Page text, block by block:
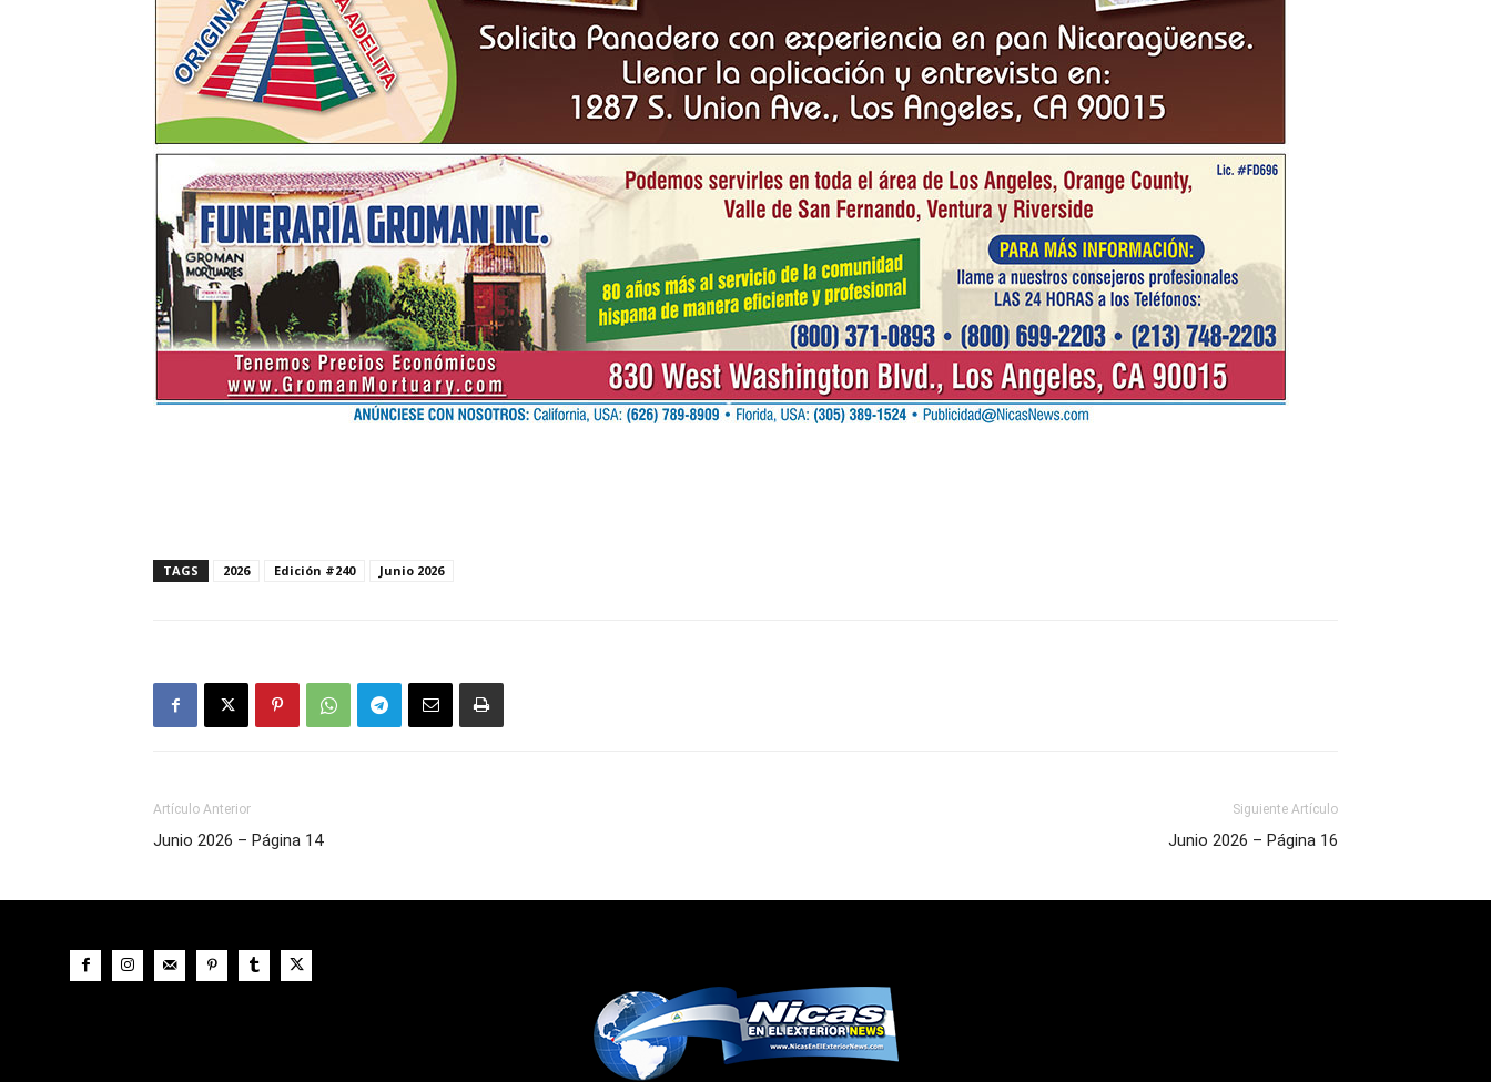
TAGS 2026 Edición #240 Junio 2026
Artículo Anterior
Junio 2026 – Página 14
Siguiente Artículo
Junio 2026 – Página 16